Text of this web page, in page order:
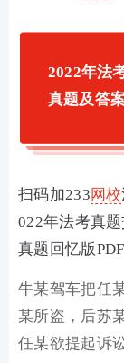
2022年法
真题及答
扫码加233网校
022年法考真
真题回忆版
牛某驾车把任
某所盗，后苏
任某欲提起诉